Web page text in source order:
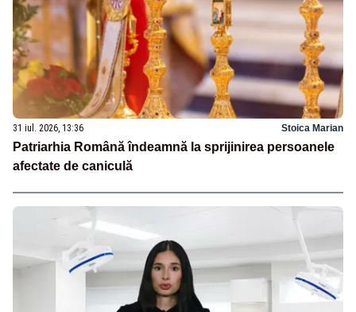
31 iul. 2026, 13:36 Stoica Marian
Patriarhia Română îndeamnă la sprijinirea persoanele
afectate de caniculă